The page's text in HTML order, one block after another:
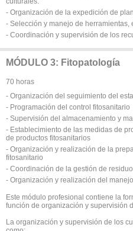
- Organización de la expedición de
- Selección y manejo de herramientas,
- Coordinación y supervisión de los
MÓDULO 3: Fitopatología
70 horas
- Organización del seguimiento del
- Programación del control fitosanitario
- Supervisión del almacenamiento y
- Establecimiento de las medidas de
de productos fitosanitarios
- Organización y realización de la
fitosanitario
- Coordinación de la gestión de
- Organización y realización del
Este módulo profesional contiene la
función de organización y supervisión
La organización y supervisión de los